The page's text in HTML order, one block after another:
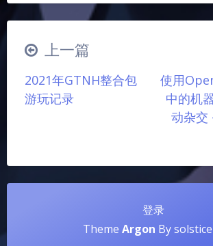
夜间模式
日落
|´・ω・)ノ ヾ(≧∇≦*)ゝ
∠( ᐛ 」∠)＿
୧(๑•̀⌄•́๑)૭
(ノ°ο°)ノ
(´இ皿இ｀)
(ฅ´ω`ฅ)
( ,,´･ω･)ﾉ"(´っω･｀｡)
( ๑´•ω•) "(ㆆᴗㆆ)
上一篇
2021年GTNH整合包
游玩记录
使用
中的机
动杂
登录
Theme Argon By